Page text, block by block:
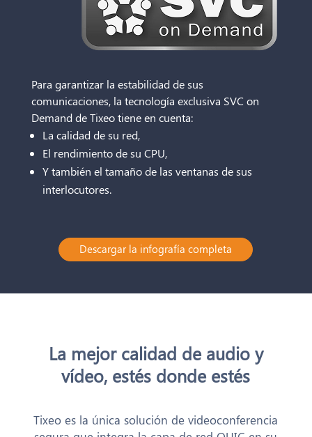
Para garantizar la estabilidad de sus
comunicaciones, la tecnología exclusiva SVC on
Demand de Tixeo tiene en cuenta:
La calidad de su red,
El rendimiento de su CPU,
Y también el tamaño de las ventanas de sus
interlocutores.
Descargar la infografía completa
La mejor calidad de audio y
vídeo, estés donde estés
Tixeo es la única solución de videoconferencia